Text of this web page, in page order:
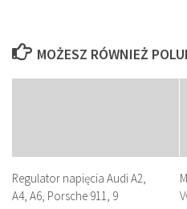
MOŻESZ RÓWNIEŻ
Regulator napięcia Audi A2,
A4, A6, Porsche 911, 9